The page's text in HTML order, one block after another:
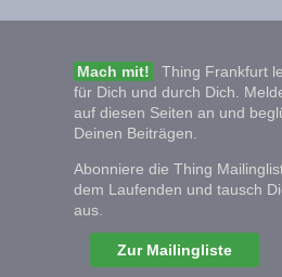
Mach mit!
Thing Frankfurt
für Dich und durch Dich.
auf diesen Seiten an und
Deinen Beiträgen.
Abonniere die Thing
dem Laufenden und tausch
aus.
Zur Mailingliste